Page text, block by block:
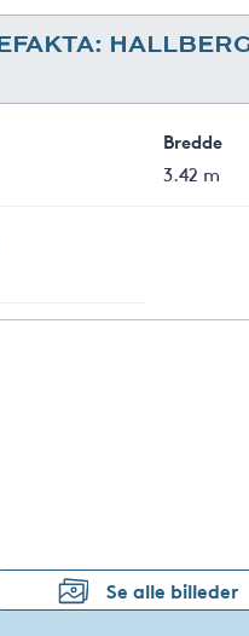
Bredde
3.42 m
Se alle billeder